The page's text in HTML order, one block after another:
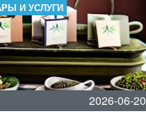
И УСЛУГИ
2026-06-20